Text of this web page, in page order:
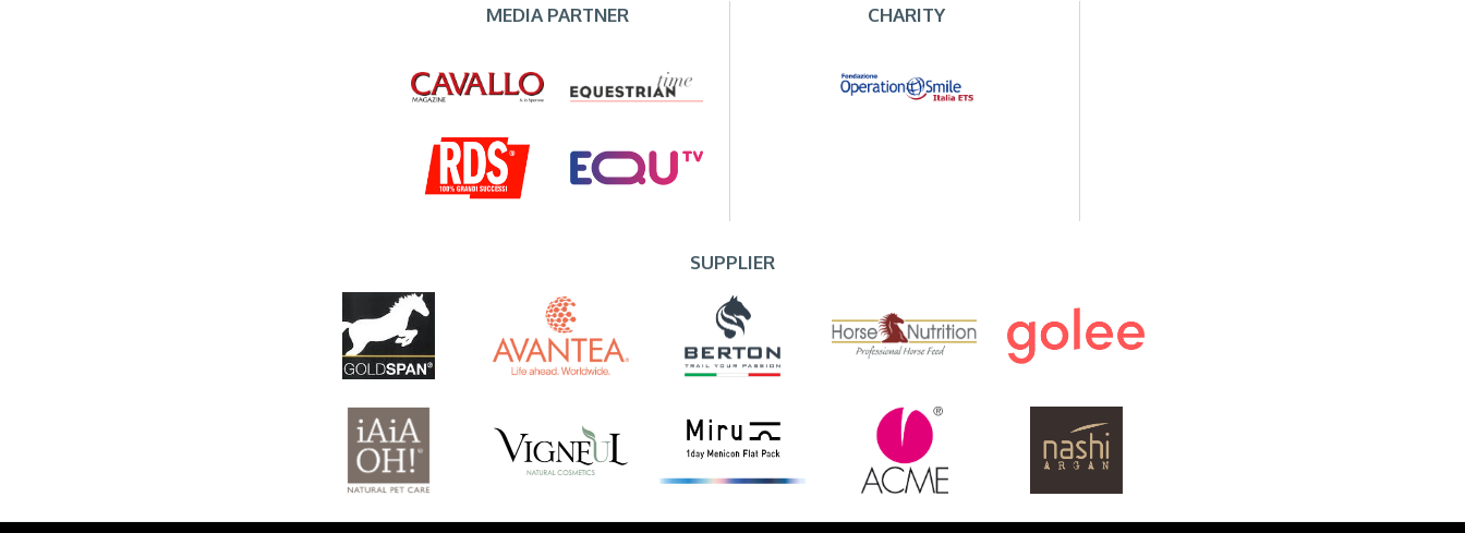
MEDIA PARTNER CHARITY
SUPPLIER